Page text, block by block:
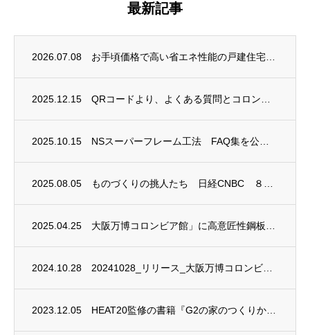
最新記事
2026.07.08
2025.12.15
2025.10.15
2025.08.05
2025.04.25
2024.10.28
2023.12.05